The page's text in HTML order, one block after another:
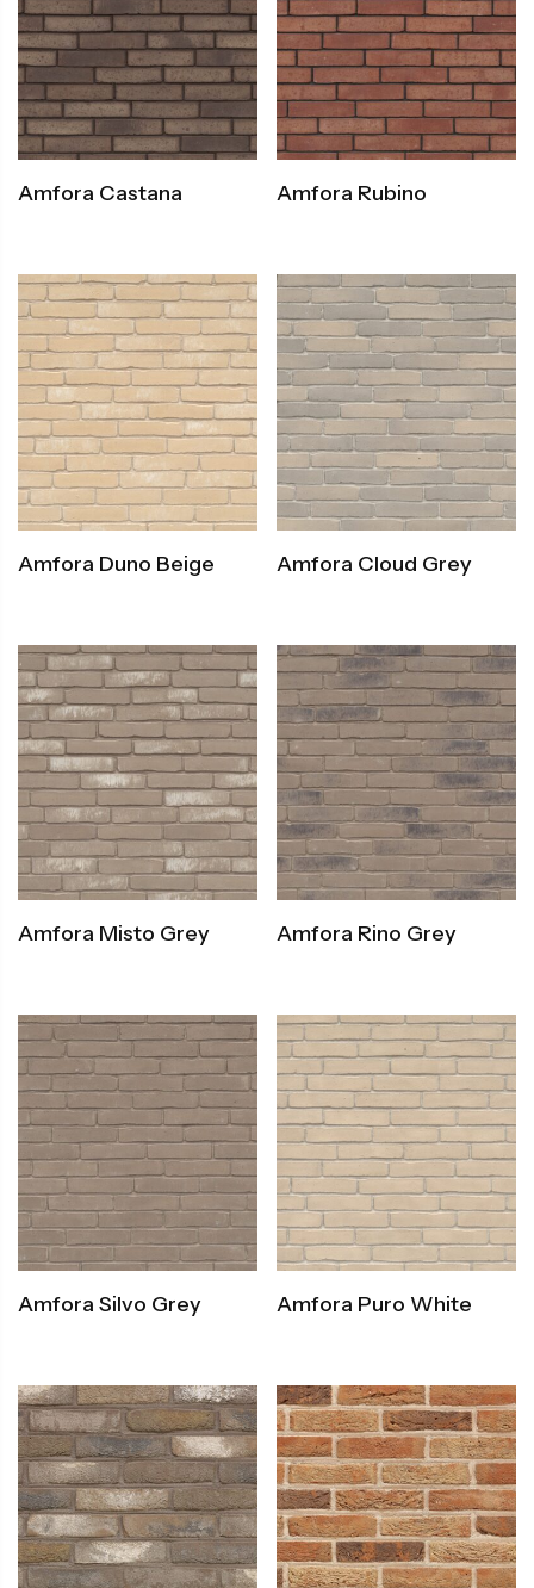
Amfora Castana Amfora Rubino
Amfora Duno Beige Amfora Cloud Grey
Amfora Misto Grey Amfora Rino Grey
Amfora Silvo Grey Amfora Puro White